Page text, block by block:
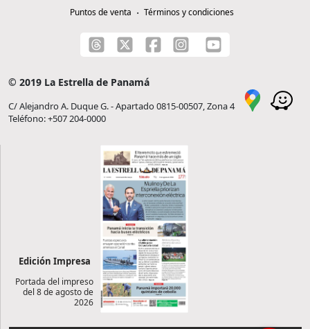
Puntos de venta
Términos y condiciones
© 2019 La Estrella de Panamá
C/ Alejandro A. Duque G. - Apartado 0815-00507, Zona 4
Teléfono: +507 204-0000
Edición Impresa
Portada del impreso
del 8 de agosto de
2026